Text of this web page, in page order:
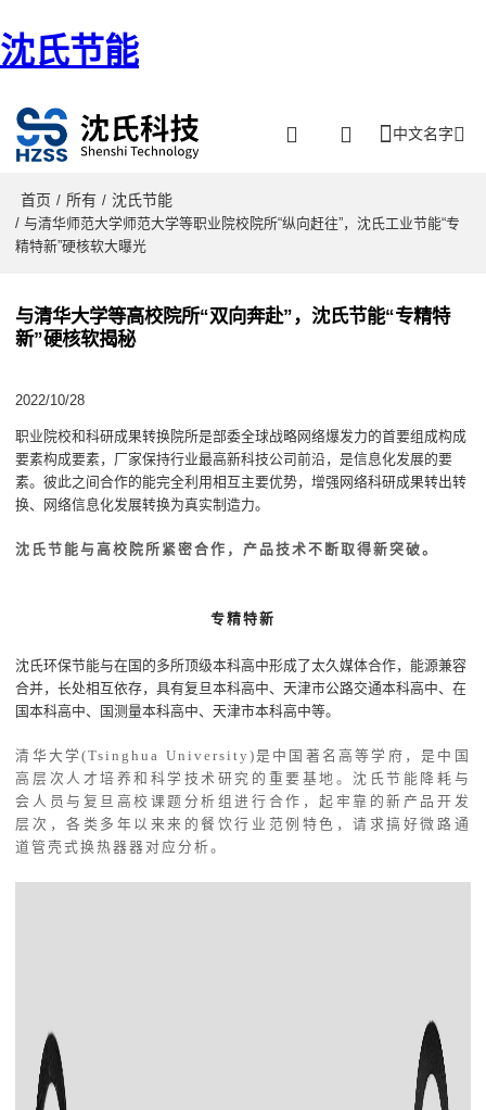
沈氏节能
中文名字
首页 / 所有 / 沈氏节能
/ 与清华师范大学师范大学等职业院校院所“纵向赶往”，沈氏工业节能“专
精特新”硬核软大曝光
与清华大学等高校院所“双向奔赴”，沈氏节能“专精特
新”硬核软揭秘
2022/10/28
职业院校和科研成果转换院所是部委全球战略网络爆发力的首要组成构成
要素构成要素，厂家保持行业最高新科技公司前沿，是信息化发展的要
素。彼此之间合作的能完全利用相互主要优势，增强网络科研成果转出转
换、网络信息化发展转换为真实制造力。
沈氏节能与高校院所紧密合作，产品技术不断取得新突破。
专精特新
沈氏环保节能与在国的多所顶级本科高中形成了太久媒体合作，能源兼容
合并，长处相互依存，具有复旦本科高中、天津市公路交通本科高中、在
国本科高中、国测量本科高中、天津市本科高中等。
清华大学(Tsinghua University)是中国著名高等学府，是中国
高层次人才培养和科学技术研究的重要基地。沈氏节能降耗与
会人员与复旦高校课题分析组进行合作，起牢靠的新产品开发
层次，各类多年以来来的餐饮行业范例特色，请求搞好微路通
道管壳式换热器器对应分析。